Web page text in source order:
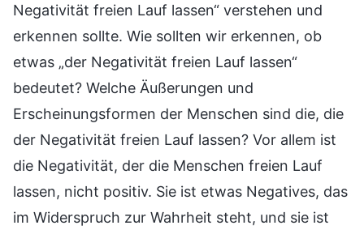
Negativität freien Lauf lassen“ verstehen und
erkennen sollte. Wie sollten wir erkennen, ob
etwas „der Negativität freien Lauf lassen“
bedeutet? Welche Äußerungen und
Erscheinungsformen der Menschen sind die, die
der Negativität freien Lauf lassen? Vor allem ist
die Negativität, der die Menschen freien Lauf
lassen, nicht positiv. Sie ist etwas Negatives, das
im Widerspruch zur Wahrheit steht, und sie ist